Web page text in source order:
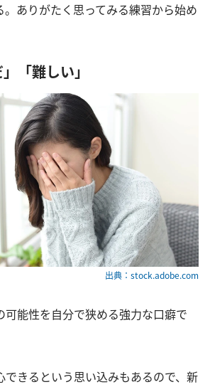
ありがたく思ってみる練習から始め
「難しい」
出典：stock.adobe.com
可能性を自分で狭める強力な口癖で
できるという思い込みもあるので、新